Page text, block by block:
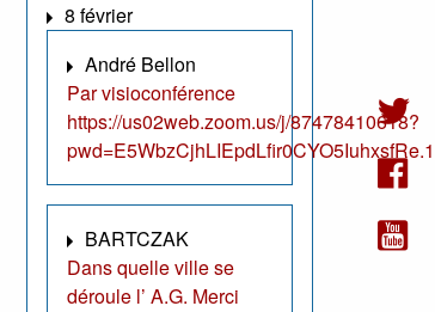
8 février
André Bellon
Par visioconférence
https://us02web.zoom.us/j/87478410618?
BARTCZAK
Dans quelle ville se
déroule l’ A.G. Merci